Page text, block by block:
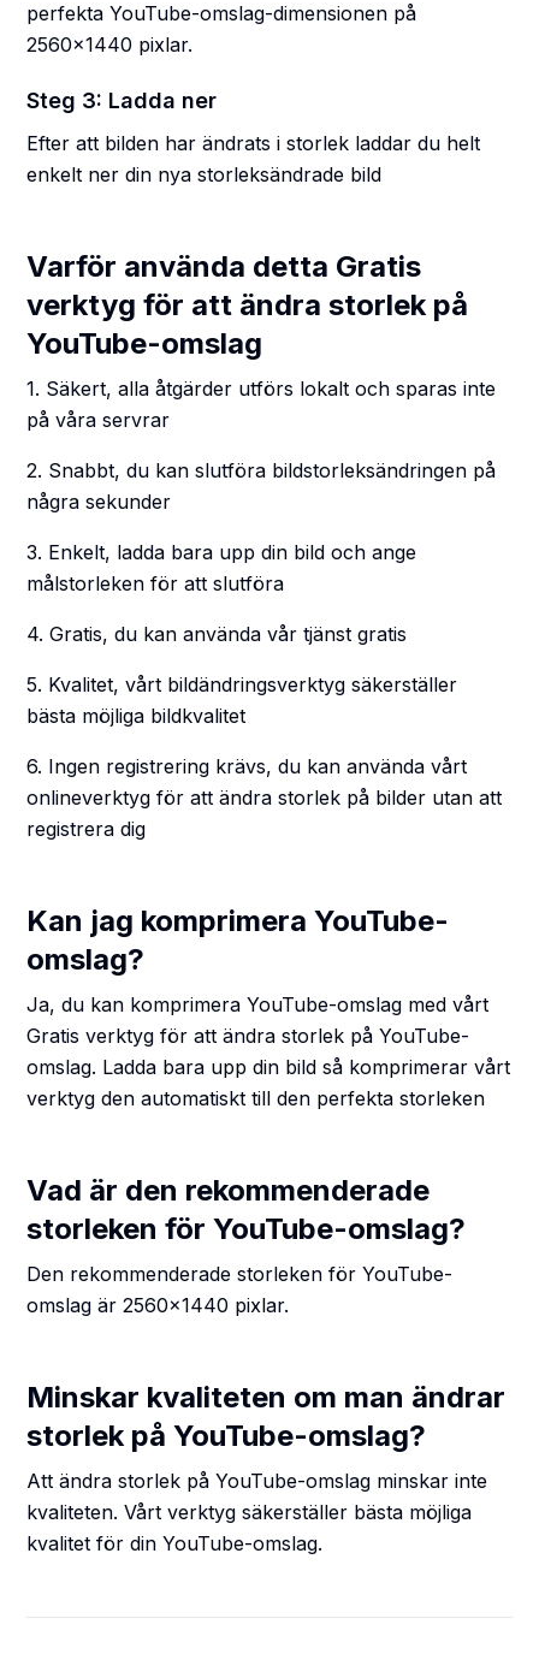
perfekta YouTube-omslag-dimensionen på
2560x1440 pixlar.
Steg 3: Ladda ner
Efter att bilden har ändrats i storlek laddar du helt
enkelt ner din nya storleksändrade bild
Varför använda detta Gratis
verktyg för att ändra storlek på
YouTube-omslag
1. Säkert, alla åtgärder utförs lokalt och sparas inte
på våra servrar
2. Snabbt, du kan slutföra bildstorleksändringen på
några sekunder
3. Enkelt, ladda bara upp din bild och ange
målstorleken för att slutföra
4. Gratis, du kan använda vår tjänst gratis
5. Kvalitet, vårt bildändringsverktyg säkerställer
bästa möjliga bildkvalitet
6. Ingen registrering krävs, du kan använda vårt
onlineverktyg för att ändra storlek på bilder utan att
registrera dig
Kan jag komprimera YouTube-
omslag?
Ja, du kan komprimera YouTube-omslag med vårt
Gratis verktyg för att ändra storlek på YouTube-
omslag. Ladda bara upp din bild så komprimerar vårt
verktyg den automatiskt till den perfekta storleken
Vad är den rekommenderade
storleken för YouTube-omslag?
Den rekommenderade storleken för YouTube-
omslag är 2560x1440 pixlar.
Minskar kvaliteten om man ändrar
storlek på YouTube-omslag?
Att ändra storlek på YouTube-omslag minskar inte
kvaliteten. Vårt verktyg säkerställer bästa möjliga
kvalitet för din YouTube-omslag.